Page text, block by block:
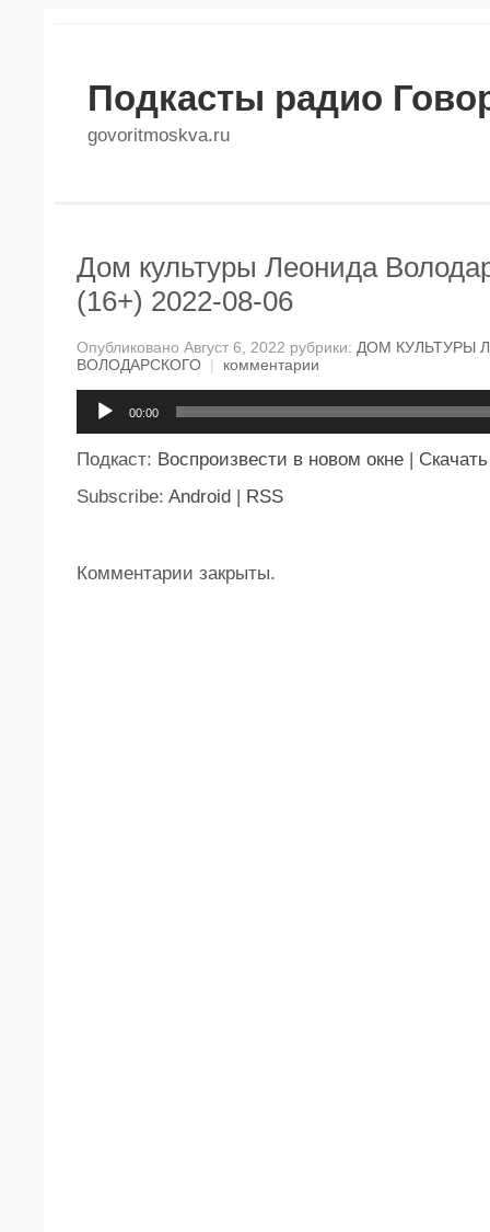
Подкасты радио
govoritmoskva.ru
Дом культуры Леонида
(16+) 2022-08-06
Опубликовано Август 6, 2022 рубрики: ДОМ КУЛЬТУРЫ
ВОЛОДАРСКОГО | комментарии
00:00
Подкаст: Воспроизвести в новом окне | Скачать
Subscribe: Android | RSS
Комментарии закрыты.